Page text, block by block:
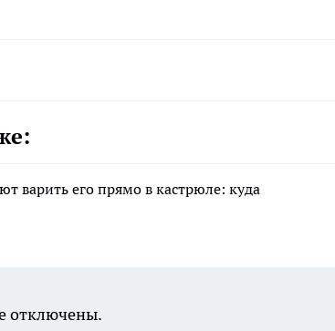
варить его прямо в кастрюле: куда
отключены.